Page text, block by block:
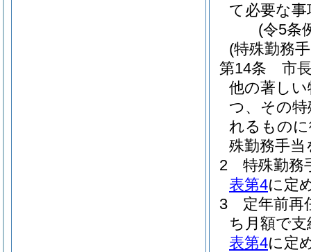
て必要な
(令5条
(特殊勤務
第14条
市
他の著し
つ、その
れるもの
殊勤務手
2
特殊勤務
表第4に定
3
定年前再
ち月額で
表第4に定